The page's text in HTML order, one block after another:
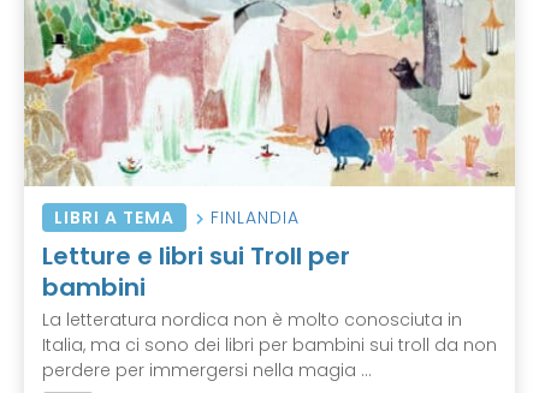
LIBRI A TEMA FINLANDIA
Letture e libri sui Troll per
bambini
La letteratura nordica non è molto conosciuta in
Italia, ma ci sono dei libri per bambini sui troll da non
perdere per immergersi nella magia ...